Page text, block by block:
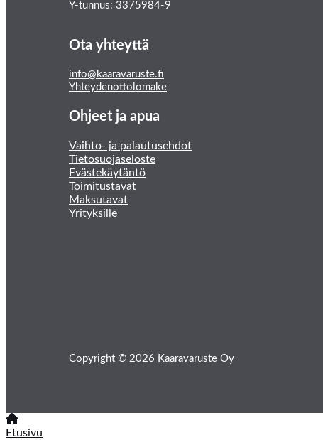
Y-tunnus: 3375984-9
Ota yhteyttä
info@kaaravaruste.fi
Yhteydenottolomake
Ohjeet ja apua
Vaihto- ja palautusehdot
Tietosuojaseloste
Evästekäytäntö
Toimitustavat
Maksutavat
Yrityksille
Copyright © 2026 Kaaravaruste Oy
Etusivu